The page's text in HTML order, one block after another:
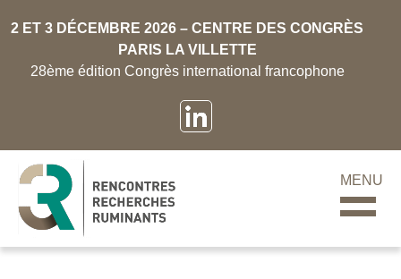
2 ET 3 DÉCEMBRE 2026 – CENTRE DES CONGRÈS
PARIS LA VILLETTE
28ème édition Congrès international francophone
MENU